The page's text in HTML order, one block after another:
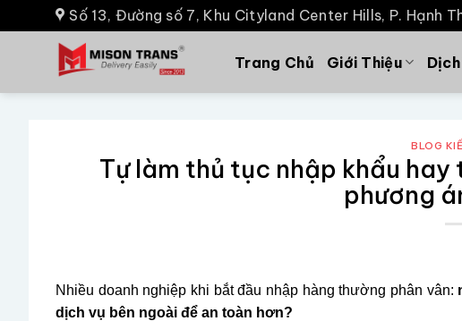
Số 13, Đường số 7, Khu Cityland Center Hills, P. Hạnh
Trang Chủ Giới Thiệu
BLOG
Tự làm thủ tục nhập khẩu hay
phương
Nhiều doanh nghiệp khi bắt đầu nhập hàng thường phân vân:
dịch vụ bên ngoài để an toàn hơn?